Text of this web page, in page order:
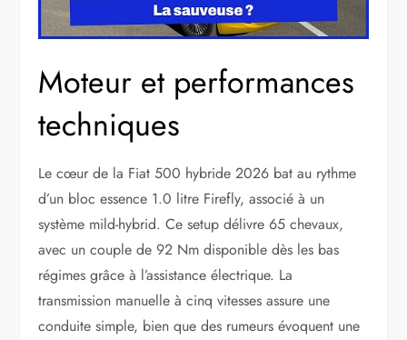
Moteur et performances
techniques
Le cœur de la Fiat 500 hybride 2026 bat au rythme
d’un bloc essence 1.0 litre Firefly, associé à un
système mild-hybrid. Ce setup délivre 65 chevaux,
avec un couple de 92 Nm disponible dès les bas
régimes grâce à l’assistance électrique. La
transmission manuelle à cinq vitesses assure une
conduite simple, bien que des rumeurs évoquent une